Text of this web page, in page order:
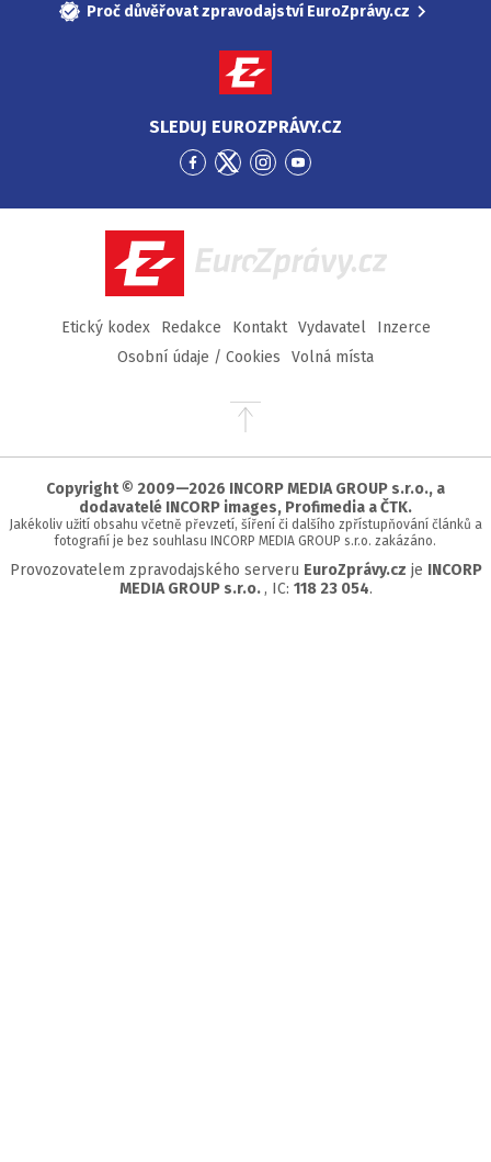
Proč důvěřovat zpravodajství EuroZprávy.cz
SLEDUJ EUROZPRÁVY.CZ
Přejít
Facebook
Přejít
Twitter
Přejít
Instagram
Přejít
YouTube
EuroZprávy.cz
Etický kodex Redakce Kontakt Vydavatel
Inzerce
Osobní údaje / Cookies
Volná místa
Přejít
stránky
Copyright © 2009—2026 INCORP MEDIA GROUP s.r.o., a
dodavatelé INCORP images, Profimedia a ČTK.
Jakékoliv užití obsahu včetně převzetí, šíření či dalšího zpřístupňování článků a
fotografií je bez souhlasu INCORP MEDIA GROUP s.r.o. zakázáno.
Provozovatelem zpravodajského serveru EuroZprávy.cz je INCORP
MEDIA GROUP s.r.o. , IC: 118 23 054.